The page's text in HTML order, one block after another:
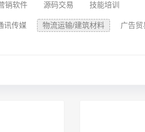
销软件 源码交易 技能培训
讯传媒 物流运输/建筑材料 广告贸